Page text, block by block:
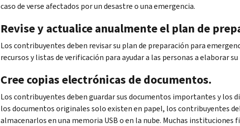
caso de verse afectados por un desastre o una emergencia.
Revise y actualice anualmente el plan de
Los contribuyentes deben revisar su plan de preparación para
recursos y listas de verificación para ayudar a las personas a elaborar
Cree copias electrónicas de documentos.
Los contribuyentes deben guardar sus documentos importantes y los
los documentos originales solo existen en papel, los contribuyentes
almacenarlos en una memoria USB o en la nube. Muchas